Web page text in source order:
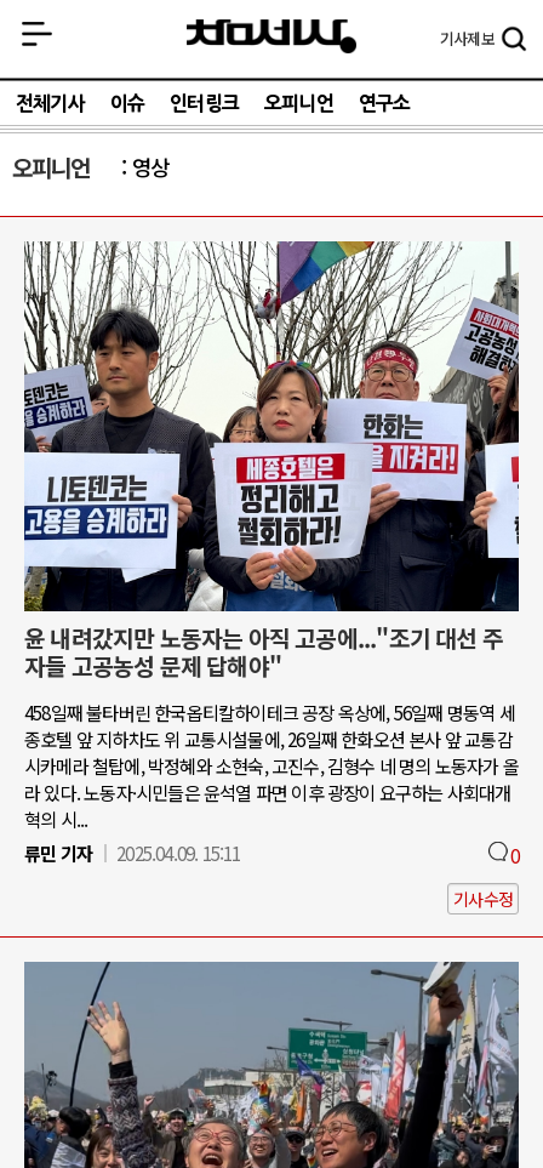
기사제보
전체기사 이슈 인터링크 오피니언 연구소
오피니언 영상
윤 내려갔지만 노동자는 아직 고공에..."조기 대선 주
자들 고공농성 문제 답해야"
458일째 불타버린 한국옵티칼하이테크 공장 옥상에, 56일째 명동역 세
종호텔 앞 지하차도 위 교통시설물에, 26일째 한화오션 본사 앞 교통감
시카메라 철탑에, 박정혜와 소현숙, 고진수, 김형수 네 명의 노동자가 올
라 있다. 노동자·시민들은 윤석열 파면 이후 광장이 요구하는 사회대개
혁의 시...
류민 기자
2025.04.09. 15:11 0
기사수정